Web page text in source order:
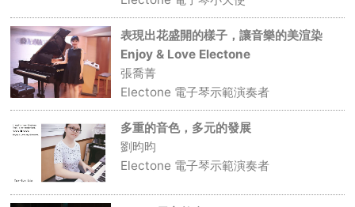
表現出花盛開的樣子，讓音樂的美渲染
Enjoy & Love Electone
張喬菁
Electone 電子琴示範演奏者
多重的音色，多元的發展
劉昀昀
Electone 電子琴示範演奏者